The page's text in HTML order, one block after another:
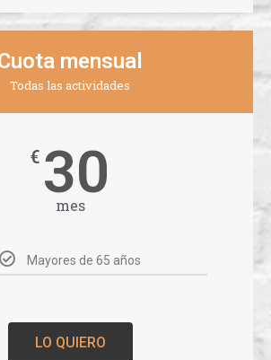
mensual
Todas las actividades
€ 30
mes
Mayores de 65 años
LO QUIERO